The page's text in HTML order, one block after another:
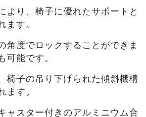
より、椅子に優れたサポートと
ます。
角度でロックすることができま
可能です。
椅子の吊り下げられた傾斜機構
ます。
ャスター付きのアルミニウム合